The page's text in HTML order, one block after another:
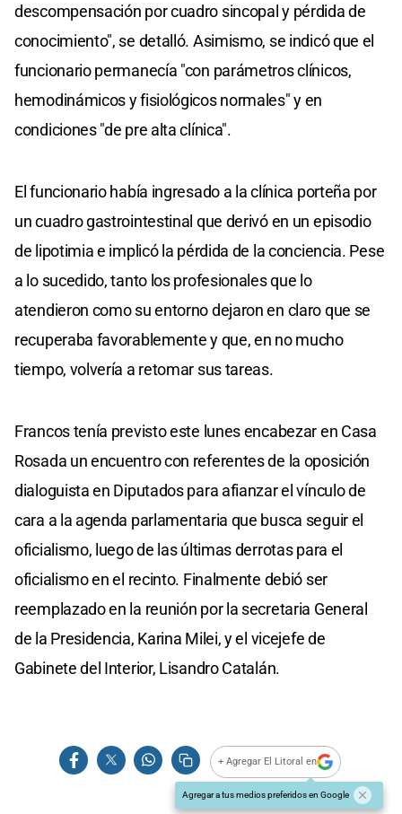
descompensación por cuadro sincopal y pérdida de
conocimiento", se detalló. Asimismo, se indicó que el
funcionario permanecía "con parámetros clínicos,
hemodinámicos y fisiológicos normales" y en
condiciones "de pre alta clínica".
El funcionario había ingresado a la clínica porteña por
un cuadro gastrointestinal que derivó en un episodio
de lipotimia e implicó la pérdida de la conciencia. Pese
a lo sucedido, tanto los profesionales que lo
atendieron como su entorno dejaron en claro que se
recuperaba favorablemente y que, en no mucho
tiempo, volvería a retomar sus tareas.
Francos tenía previsto este lunes encabezar en Casa
Rosada un encuentro con referentes de la oposición
dialoguista en Diputados para afianzar el vínculo de
cara a la agenda parlamentaria que busca seguir el
oficialismo, luego de las últimas derrotas para el
oficialismo en el recinto. Finalmente debió ser
reemplazado en la reunión por la secretaria General
de la Presidencia, Karina Milei, y el vicejefe de
Gabinete del Interior, Lisandro Catalán.
+ Agregar El Litoral en
Agregar a tus medios preferidos en Google